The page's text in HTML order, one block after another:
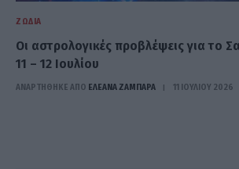
ΖΏΔΙΑ
Οι αστρολογικές προβλέψεις για το
11 – 12 Ιουλίου
ΑΝΑΡΤΗΘΗΚΕ ΑΠΟ ΕΛΕΑΝΑ ΖΑΜΠΑΡΑ 11 ΙΟΥΛΊΟΥ 2026